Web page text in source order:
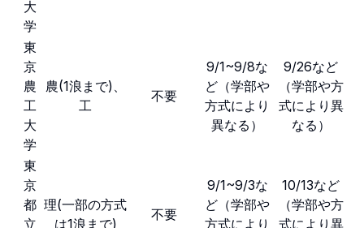
大
学
東
京
農
工
大
学
農(1浪まで)、
工
不要
9/1~9/8な
ど（学部や
方式により
異なる）
9/26など
（学部や方
式により異
なる）
東
京
都
立
理(一部の方式
は1浪まで)
不要
9/1~9/3な
ど（学部や
方式により
10/13など
（学部や方
式により異